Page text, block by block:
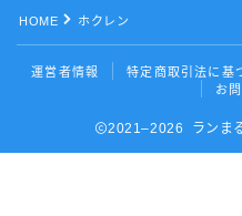
HOME ホクレン
運営者情報 特定商取引法に基
お
2021–2026 ランま